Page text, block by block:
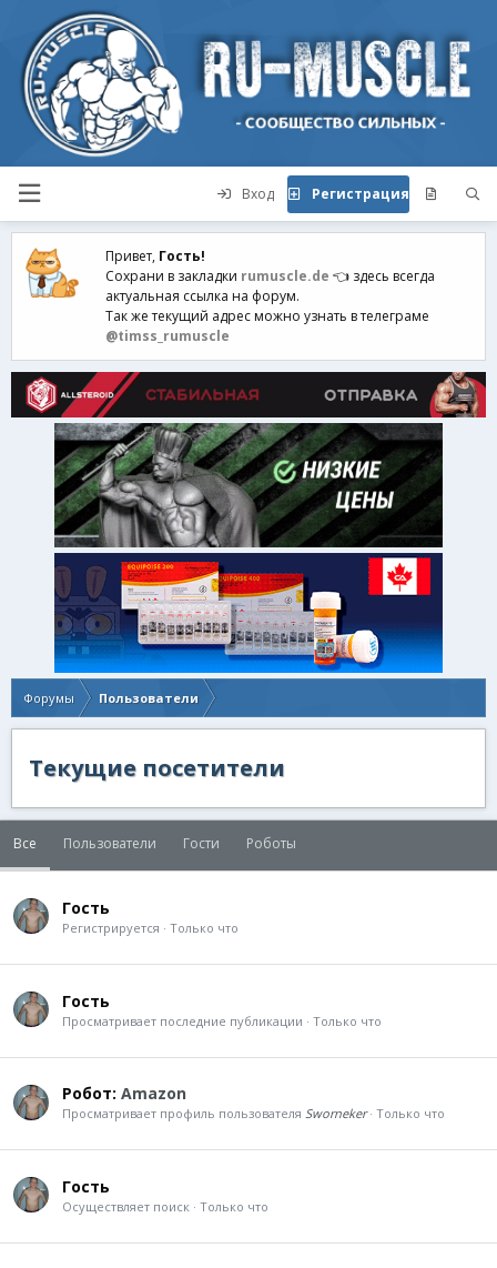
Вход Регистрация
Привет, Гость!
Сохрани в закладки rumuscle.de 👈 здесь всегда
актуальная ссылка на форум.
Так же текущий адрес можно узнать в телеграме
@timss_rumuscle
Форумы Пользователи
Текущие посетители
Все Пользователи Гости Роботы
Гость
Регистрируется Только что
Гость
Просматривает последние публикации Только что
Робот: Amazon
Просматривает профиль пользователя Sworneker Только что
Гость
Осуществляет поиск Только что